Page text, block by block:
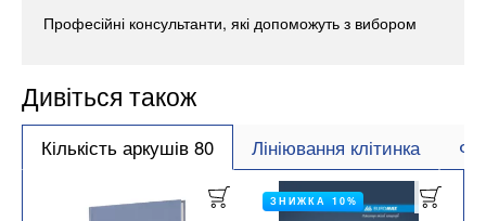
Професійні консультанти, які допоможуть з вибором
Дивіться також
Кількість аркушів 80 Лініювання клітинка
ЗНИЖКА 10%